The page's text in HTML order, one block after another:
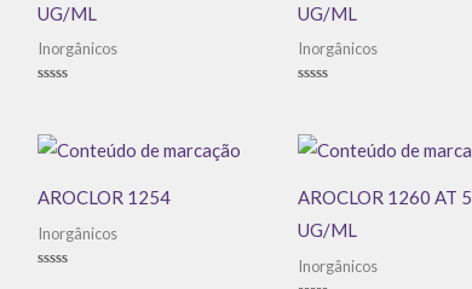
UG/ML
Inorgânicos
5
UG/ML
Inorgânicos
5
AROCLOR 1254
Inorgânicos
AROCLOR 1260 AT
UG/ML
Inorgânicos